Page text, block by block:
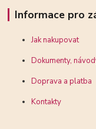
Informace pro
Jak nakupovat
Dokumenty,
Doprava a platba
Kontakty